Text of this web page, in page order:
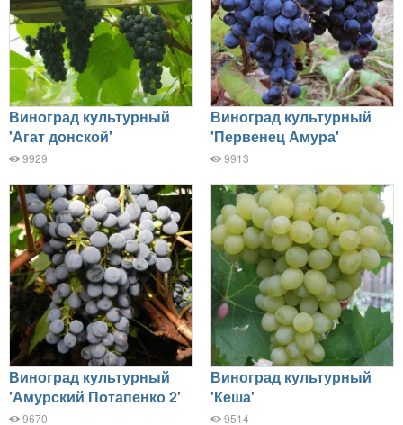
Виноград культурный
'Агат донской'
9929
Виноград культурный
'Первенец Амура'
9913
Виноград культурный
'Амурский Потапенко 2'
9670
Виноград культурный
'Кеша'
9514